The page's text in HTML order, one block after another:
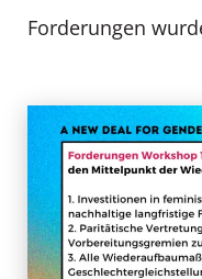
Forderungen